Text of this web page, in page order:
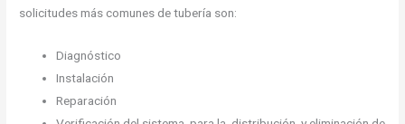
solicitudes más comunes de tubería son:
Diagnóstico
Instalación
Reparación